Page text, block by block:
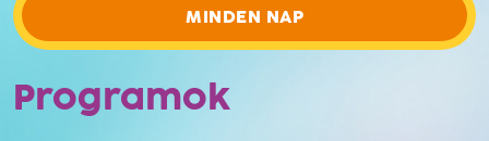
MINDEN NAP
Programok